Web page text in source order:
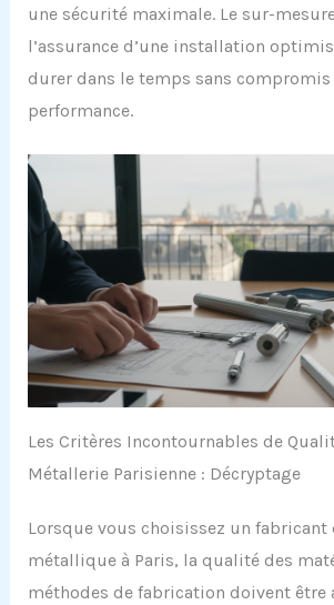
une sécurité maximale. Le sur-
l’assurance d’une installation
durer dans le temps sans compromis
performance.
Les Critères Incontournables de
Métallerie Parisienne : Décryptage
Lorsque vous choisissez un fabricant
métallique à Paris, la qualité des
méthodes de fabrication doivent être